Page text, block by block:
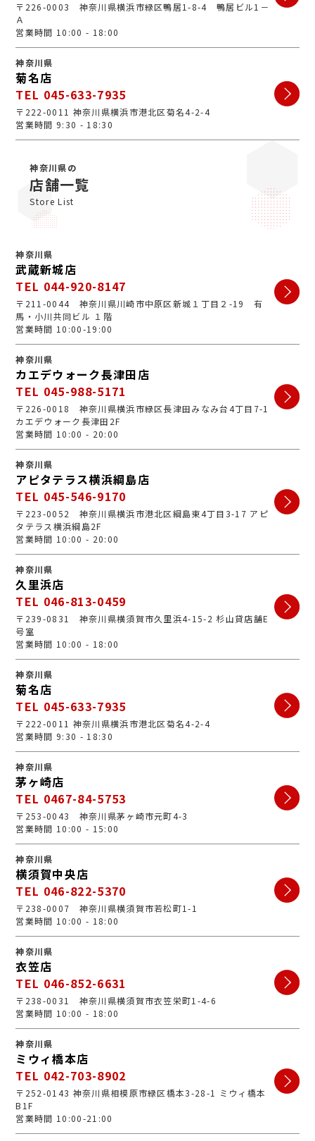
〒226-0003 神奈川県横浜市緑区鴨居1-8-4 鴨居ビル1－
Ａ
営業時間 10:00 - 18:00
神奈川県
菊名店
TEL 045-633-7935
〒222-0011 神奈川県横浜市港北区菊名4-2-4
営業時間 9:30 - 18:30
神奈川県の
店舗一覧
Store List
神奈川県
武蔵新城店
TEL 044-920-8147
〒211-0044 神奈川県川崎市中原区新城１丁目２-19 有
馬・小川共同ビル １階
営業時間 10:00-19:00
神奈川県
カエデウォーク長津田店
TEL 045-988-5171
〒226-0018 神奈川県横浜市緑区長津田みなみ台4丁目7-1
カエデウォーク長津田2F
営業時間 10:00 - 20:00
神奈川県
アピタテラス横浜綱島店
TEL 045-546-9170
〒223-0052 神奈川県横浜市港北区綱島東4丁目3-17 アピ
タテラス横浜綱島2F
営業時間 10:00 - 20:00
神奈川県
久里浜店
TEL 046-813-0459
〒239-0831 神奈川県横須賀市久里浜4-15-2 杉山貸店舗E
号室
営業時間 10:00 - 18:00
神奈川県
菊名店
TEL 045-633-7935
〒222-0011 神奈川県横浜市港北区菊名4-2-4
営業時間 9:30 - 18:30
神奈川県
茅ヶ崎店
TEL 0467-84-5753
〒253-0043 神奈川県茅ヶ崎市元町4-3
営業時間 10:00 - 15:00
神奈川県
横須賀中央店
TEL 046-822-5370
〒238-0007 神奈川県横須賀市若松町1-1
営業時間 10:00 - 18:00
神奈川県
衣笠店
TEL 046-852-6631
〒238-0031 神奈川県横須賀市衣笠栄町1-4-6
営業時間 10:00 - 18:00
神奈川県
ミウィ橋本店
TEL 042-703-8902
〒252-0143 神奈川県相模原市緑区橋本3-28-1 ミウィ橋本
B1F
営業時間 10:00-21:00